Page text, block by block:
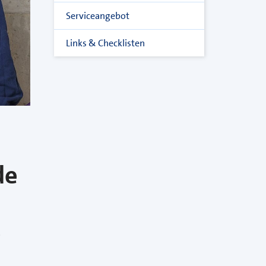
Serviceangebot
Links & Checklisten